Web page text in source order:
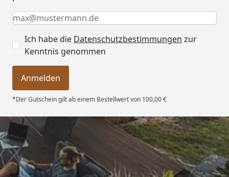
Sommer sind Temperaturen
von bis zu 80 °C möglich. In
jedoch witterungsbedingt
ausfallen. Für höhere
Temperaturen, auch im
Winter, wird ein 9kW Ofen
empfohlen (optional
Keine Eingabe erforderlich
Eingabe erforderlich
E-Mail *
Ich habe die Datenschutzbestimmungen zur
Kenntnis genommen
Anmelden
*Der Gutschein gilt ab einem Bestellwert von 100,00 €
Trusted Shops